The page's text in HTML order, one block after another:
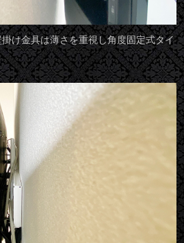
け金具は薄さを重視し角度固定式タイ